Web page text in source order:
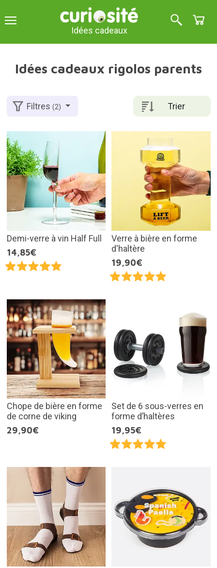
Idées cadeaux
Idées cadeaux rigolos parents
Trier
Filtres(2)
Demi-verre à vin Half Full
14,85€
Verre à bière en forme
d'haltère
19,90€
Chope de bière en forme
de corne de viking
29,90€
Set de 6 sous-verres en
forme d’haltères
19,95€